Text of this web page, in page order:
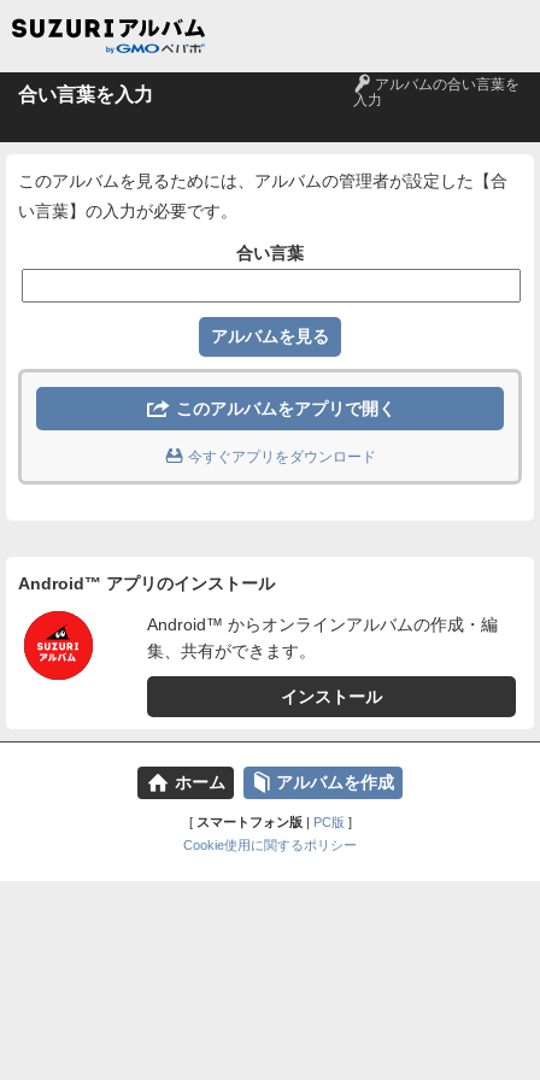
合い言葉を入力 🔑 アルバムの合い言葉を
入力
このアルバムを見るためには、アルバムの管理者が設定した【合
い言葉】の入力が必要です。
合い言葉
 このアルバムをアプリで開く
 今すぐアプリをダウンロード
Android™ アプリのインストール
Android™ からオンラインアルバムの作成・編
集、共有ができます。
インストール
⌂ ホーム 📕 アルバムを作成
[ スマートフォン版| PC版 ]
Cookie使用に関するポリシー